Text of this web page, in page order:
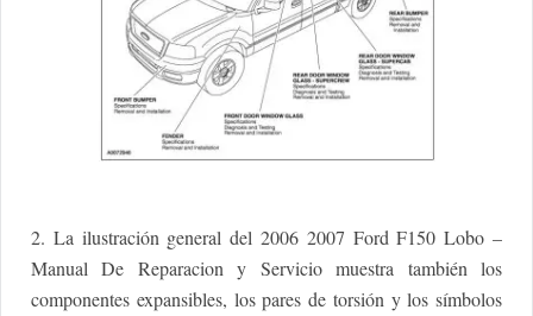
2. La ilustración general del 2006 2007 Ford F150 Lobo –
Manual De Reparacion y Servicio muestra también los
componentes expansibles, los pares de torsión y los símbolos